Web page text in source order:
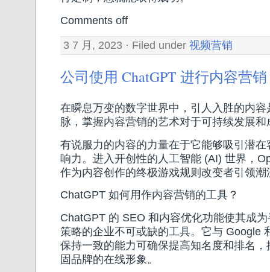
Comments off
3 7 月, 2023 · Filed under 视频营销
公司使用 ChatGPT 进行内容营销
在瞬息万变的数字世界中，引人入胜的内
脉，掌握内容营销的艺术对于可持续发展
有说服力的内容的力量在于它能够吸引潜
响力。进入开创性的人工智能 (AI) 世界，
作为内容创作的终极游戏规则改变者引领潮
ChatGPT 如何用作内容营销的工具？
ChatGPT 的 SEO 和内容优化功能使其成
策略的企业不可或缺的工具。它与 Google
保持一致的能力可确保提高知名度和排名
固品牌的在线形象。